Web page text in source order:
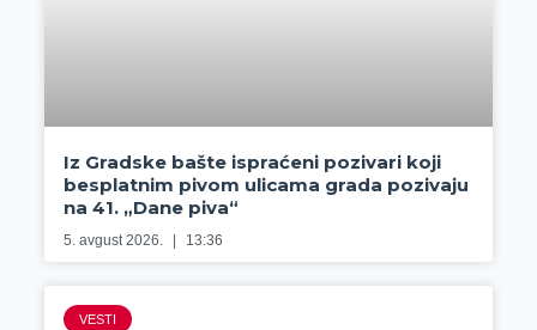
Iz Gradske bašte ispraćeni pozivari koji
besplatnim pivom ulicama grada pozivaju
na 41. „Dane piva“
5. avgust 2026. 13:36
VESTI